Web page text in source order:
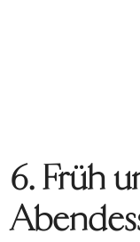
6. Früh